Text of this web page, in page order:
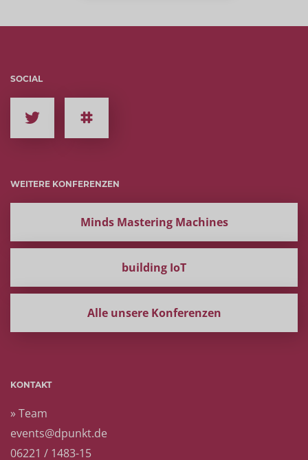
SOCIAL
WEITERE KONFERENZEN
Minds Mastering Machines
building IoT
Alle unsere Konferenzen
KONTAKT
» Team
events@dpunkt.de
06221 / 1483-15